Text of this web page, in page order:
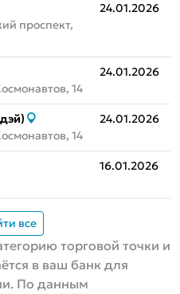
проспект,
24.01.2026
14
24.01.2026
14
24.01.2026
16.01.2026
все
торговой точки и
в ваш банк для
По данным